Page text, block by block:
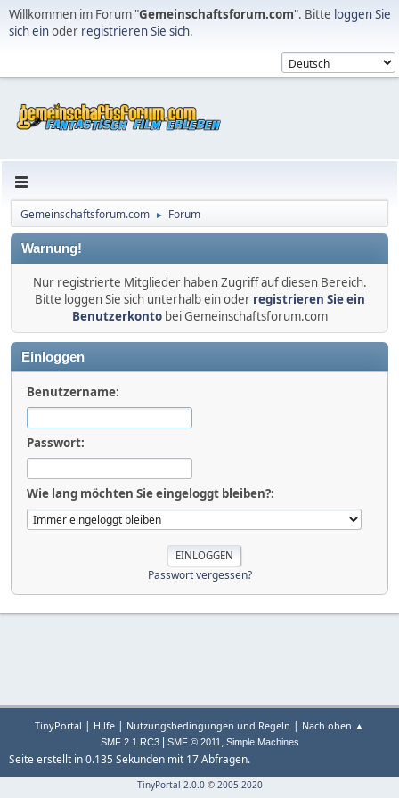
Willkommen im Forum "Gemeinschaftsforum.com". Bitte loggen Sie
sich einoder registrieren Sie sich.
Gemeinschaftsforum.com ► Forum
Warnung!
Nur registrierte Mitglieder haben Zugriff auf diesen Bereich.
Bitte loggen Sie sich unterhalb ein oder registrieren Sie ein
Benutzerkontobei Gemeinschaftsforum.com
Einloggen
Benutzername:
Passwort:
Wie lang möchten Sie eingeloggt bleiben?:
Passwort vergessen?
TinyPortal | Hilfe | Nutzungsbedingungen und Regeln | Nach oben ▲
SMF 2.1 RC3| SMF © 2011, Simple Machines
Seite erstellt in 0.135 Sekunden mit 17 Abfragen.
TinyPortal 2.0.0© 2005-2020